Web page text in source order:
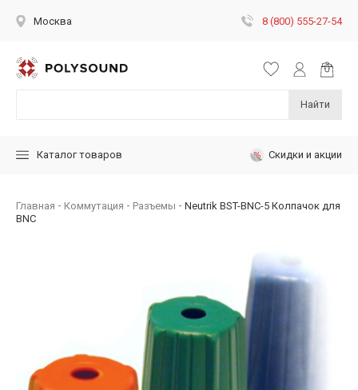
Москва 8 (800) 555-27-54
Найти
Каталог товаров Скидки и акции
Главная Коммутация Разъемы
Neutrik BST-BNC-5 Колпачок для
BNC